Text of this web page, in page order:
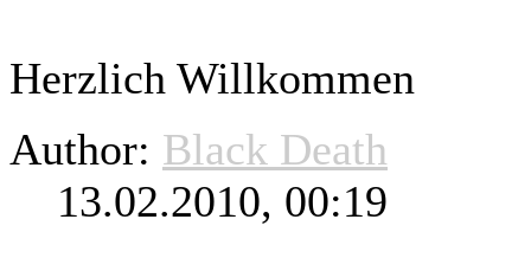
Herzlich Willkommen
Author: Black Death
13.02.2010, 00:19